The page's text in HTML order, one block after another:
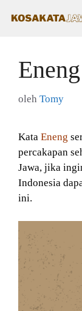
Eneng
oleh Tomy
Kata Eneng
percakapan
Jawa, jika
Indonesia
ini.